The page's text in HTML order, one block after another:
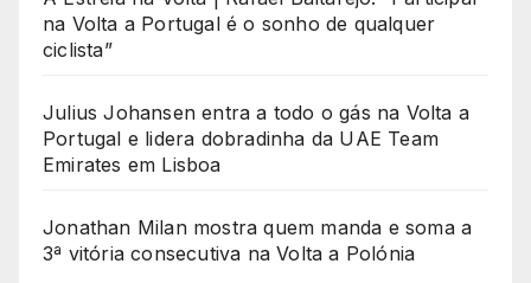
na Volta a Portugal é o sonho de qualquer
ciclista”
Julius Johansen entra a todo o gás na Volta a
Portugal e lidera dobradinha da UAE Team
Emirates em Lisboa
Jonathan Milan mostra quem manda e soma a
3ª vitória consecutiva na Volta a Polónia